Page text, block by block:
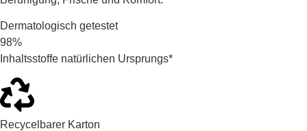
Dermatologisch getestet
98%
Inhaltsstoffe natürlichen Ursprungs*
Recycelbarer Karton